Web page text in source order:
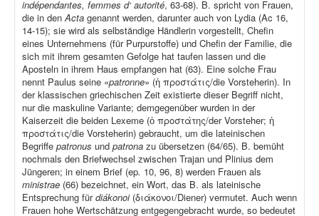
indépendantes, femmes d‘ autorité, 63-68). B. spricht von Frauen,
die in denActa genannt werden, darunter auch von Lydia (Ac 16,
14-15); sie wird als selbständige Händlerin vorgestellt, Chefin
eines Unternehmens (für Purpurstoffe) und Chefin der Familie, die
sich mit ihrem gesamten Gefolge hat taufen lassen und die
Aposteln in ihrem Haus empfangen hat (63). Eine solche Frau
nennt Paulus seine «patronne» (ἡ προστάτις/die Vorsteherin). In
der klassischen griechischen Zeit existierte dieser Begriff nicht,
nur die maskuline Variante; demgegenüber wurden in der
Kaiserzeit die beiden Lexeme (ὁ προστάτης/der Vorsteher; ἡ
προστάτις/die Vorsteherin) gebraucht, um die lateinischen
Begriffe patronus und patrona zu übersetzen (64/65). B. bemüht
nochmals den Briefwechsel zwischen Trajan und Plinius dem
Jüngeren; in einem Brief (ep. 10, 96, 8) werden Frauen als
ministrae (66) bezeichnet, ein Wort, das B. als lateinische
Entsprechung fürdiákonoi (διάκονοι/Diener) vermutet. Auch wenn
Frauen hohe Wertschätzung entgegengebracht wurde, so bedeutet